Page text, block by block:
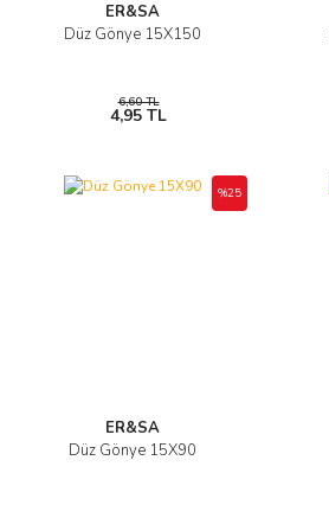
ER&SA
Düz Gönye 15X150
6,60 TL
4,95 TL
ER&SA
Düz Gönye 15X90
%25